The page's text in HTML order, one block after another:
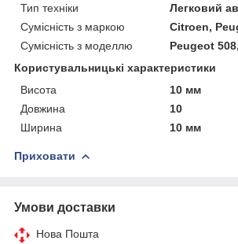
Тип техніки
Легковий
Сумісність з маркою
Citroen,
Сумісність з моделлю
Peugeot
Користувальницькі характеристики
Висота
10 мм
Довжина
10
Ширина
10 мм
Приховати
Умови доставки
Нова Пошта